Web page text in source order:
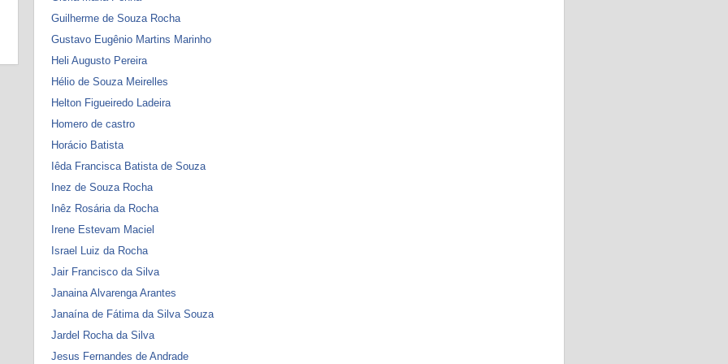
Guilherme de Souza Rocha
Gustavo Eugênio Martins Marinho
Heli Augusto Pereira
Hélio de Souza Meirelles
Helton Figueiredo Ladeira
Homero de castro
Horácio Batista
Iêda Francisca Batista de Souza
Inez de Souza Rocha
Inêz Rosária da Rocha
Irene Estevam Maciel
Israel Luiz da Rocha
Jair Francisco da Silva
Janaina Alvarenga Arantes
Janaína de Fátima da Silva Souza
Jardel Rocha da Silva
Jesus Fernandes de Andrade